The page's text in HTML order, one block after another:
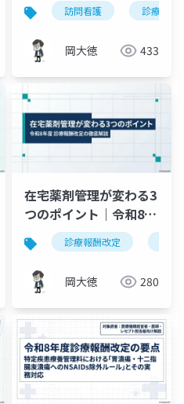
ロボット手術 内視鏡手術用支援機
日目以降の統合・細分
化を解説
訪問看護 診療報酬
岡大徳 433
訪問看護 乳幼児加算
在宅薬剤管理が変わる3
つのポイント｜令和8年
度診療報酬改定の徹底
解説
診療報酬改定
岡大徳 280